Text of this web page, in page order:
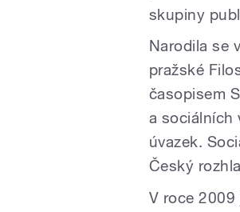
skupiny
Narodila se
pražské
časopisem
a sociálních
úvazek.
Český
V roce